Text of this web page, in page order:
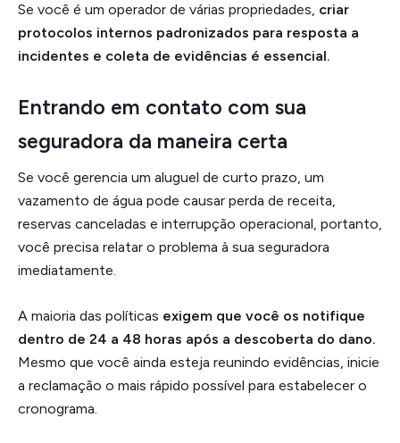
Se você é um operador de várias propriedades, criar
protocolos internos padronizados para resposta a
incidentes e coleta de evidências é essencial.
Entrando em contato com sua
seguradora da maneira certa
Se você gerencia um aluguel de curto prazo, um
vazamento de água pode causar perda de receita,
reservas canceladas e interrupção operacional, portanto,
você precisa relatar o problema à sua seguradora
imediatamente.
A maioria das políticas exigem que você os notifique
dentro de 24 a 48 horas após a descoberta do dano.
Mesmo que você ainda esteja reunindo evidências, inicie
a reclamação o mais rápido possível para estabelecer o
cronograma.